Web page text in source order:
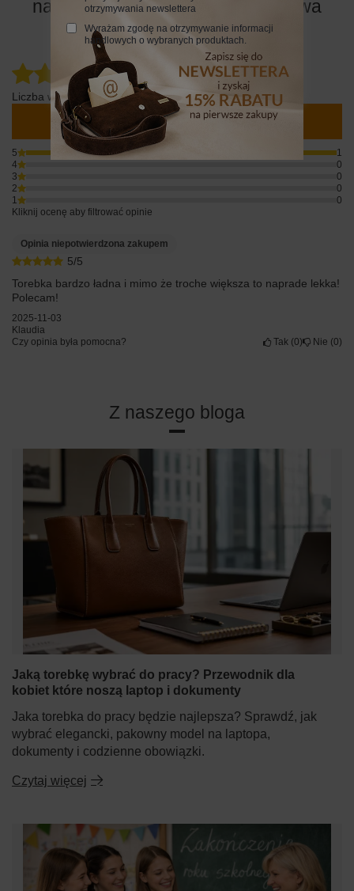
naturalnej skóry i zamszu - Beżowa
5.00
Liczba wystawionych opinii: 1
Napisz swoją opinię
5
1
4
0
3
0
2
0
1
0
Kliknij ocenę aby filtrować opinie
5/5
Opinia niepotwierdzona zakupem
Torebka bardzo ładna i mimo że troche większa to naprade lekka!
Polecam!
2025-11-03
Klaudia
Czy opinia była pomocna?
Tak 0 Nie 0
Z naszego bloga
Jaką torebkę wybrać do pracy? Przewodnik dla
kobiet które noszą laptop i dokumenty
Jaka torebka do pracy będzie najlepsza? Sprawdź, jak
wybrać elegancki, pakowny model na laptopa,
dokumenty i codzienne obowiązki.
Czytaj więcej
otrzymywania newslettera
Wyrażam zgodę na otrzymywanie informacji
handlowych o wybranych produktach.